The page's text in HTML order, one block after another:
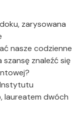
zarysowana
nasze codzienne
szansę znaleźć się
Instytutu
laureatem dwóch